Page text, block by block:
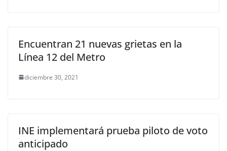
Encuentran 21 nuevas grietas en la
Línea 12 del Metro
diciembre 30, 2021
INE implementará prueba piloto de voto
anticipado